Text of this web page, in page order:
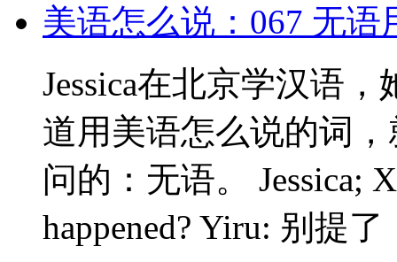
美语怎么说：067 无语
Jessica在北京学汉语
道用美语怎么说的词
问的：无语。 Jessica;
happened? Yiru: 别提